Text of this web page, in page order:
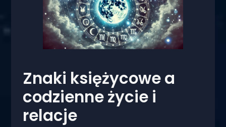
Znaki księżycowe a
codzienne życie i
relacje